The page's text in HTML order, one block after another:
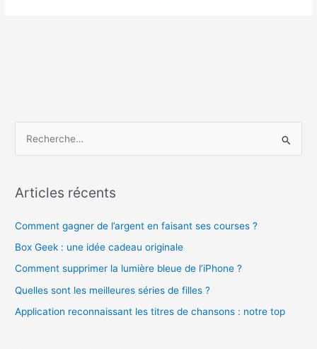
h
r
c
h
Articles récents
Comment gagner de l’argent en faisant ses courses ?
Box Geek : une idée cadeau originale
Comment supprimer la lumière bleue de l’iPhone ?
Quelles sont les meilleures séries de filles ?
Application reconnaissant les titres de chansons : notre top